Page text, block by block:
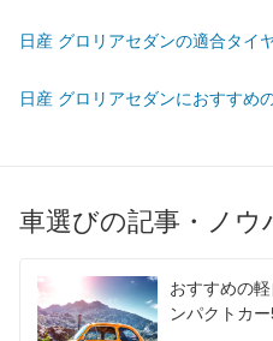
WLTC/郊外 -
60km定地 -
装備オプション
日産 グロリアセダンの適合タイ
日産 グロリアセダンにおすすめ
車選びの記事・ノウ
おすすめの
ンパクトカ